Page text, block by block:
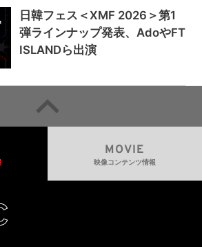
日韓フェス＜XMF 2026＞第1
弾ラインナップ発表、AdoやFT
ISLANDら出演
MOVIE
映像コンテンツ情報